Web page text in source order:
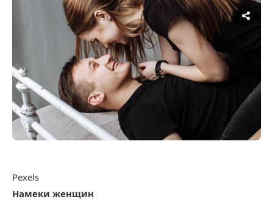
Pexels
Намеки женщин